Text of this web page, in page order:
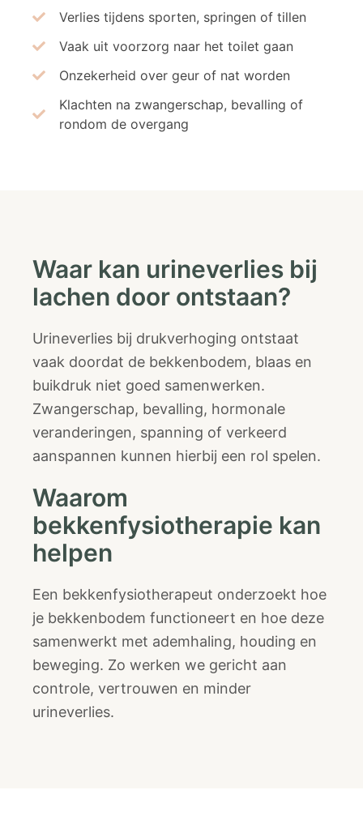
Verlies tijdens sporten, springen of tillen
Vaak uit voorzorg naar het toilet gaan
Onzekerheid over geur of nat worden
Klachten na zwangerschap, bevalling of
rondom de overgang
Waar kan urineverlies bij
lachen door ontstaan?
Urineverlies bij drukverhoging ontstaat
vaak doordat de bekkenbodem, blaas en
buikdruk niet goed samenwerken.
Zwangerschap, bevalling, hormonale
veranderingen, spanning of verkeerd
aanspannen kunnen hierbij een rol spelen.
Waarom
bekkenfysiotherapie kan
helpen
Een bekkenfysiotherapeut onderzoekt hoe
je bekkenbodem functioneert en hoe deze
samenwerkt met ademhaling, houding en
beweging. Zo werken we gericht aan
controle, vertrouwen en minder
urineverlies.